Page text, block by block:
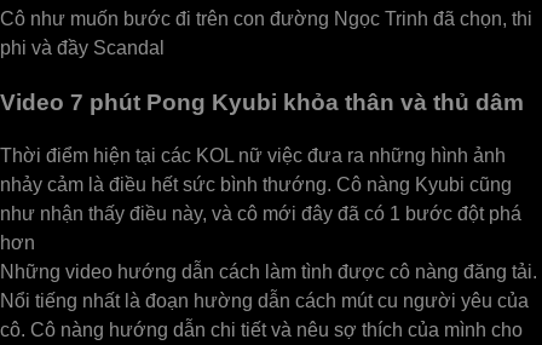
Cô như muốn bước đi trên con đường Ngọc Trinh đã chọn, thi
phi và đầy Scandal
Video 7 phút Pong Kyubi khỏa thân và thủ dâm
Thời điểm hiện tại các KOL nữ việc đưa ra những hình ảnh
nhảy cảm là điều hết sức bình thướng. Cô nàng Kyubi cũng
như nhận thấy điều này, và cô mới đây đã có 1 bước đột phá
hơn
Những video hướng dẫn cách làm tình được cô nàng đăng tải.
Nổi tiếng nhất là đoạn hường dẫn cách mút cu người yêu của
cô. Cô nàng hướng dẫn chi tiết và nêu sợ thích của mình cho